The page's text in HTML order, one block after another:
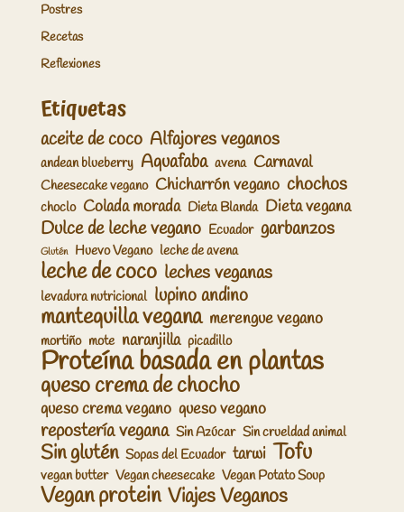
Postres
Recetas
Reflexiones
Etiquetas
aceite de coco Alfajores veganos
andean blueberry Aquafaba avena Carnaval
Cheesecake vegano Chicharrón vegano chochos
choclo Colada morada Dieta Blanda Dieta vegana
Dulce de leche vegano Ecuador garbanzos
Glutén Huevo Vegano leche de avena
leche de coco leches veganas
levadura nutricional lupino andino
mantequilla vegana merengue vegano
mortiño mote naranjilla picadillo
Proteína basada en plantas
queso crema de chocho
queso crema vegano queso vegano
repostería vegana Sin Azúcar Sin crueldad animal
Sin glutén Sopas del Ecuador tarwi Tofu
vegan butter Vegan cheesecake Vegan Potato Soup
Vegan protein Viajes Veganos